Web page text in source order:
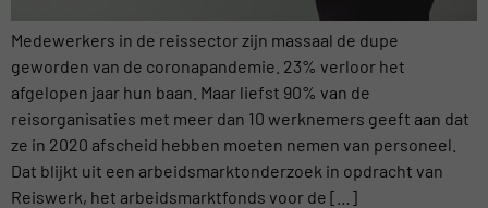
Medewerkers in de reissector zijn massaal de dupe
geworden van de coronapandemie. 23% verloor het
afgelopen jaar hun baan. Maar liefst 90% van de
reisorganisaties met meer dan 10 werknemers geeft aan dat
ze in 2020 afscheid hebben moeten nemen van personeel.
Dat blijkt uit een arbeidsmarktonderzoek in opdracht van
Reiswerk, het arbeidsmarktfonds voor de […]